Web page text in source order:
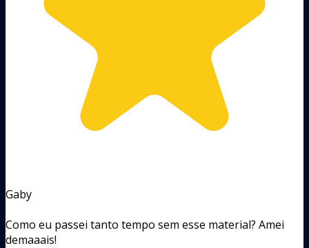
Gaby
Como eu passei tanto tempo sem esse material? Amei
demaaais!